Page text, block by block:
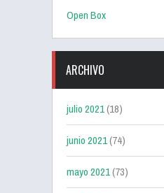
Open Box
ARCHIVO
julio 2021(18)
junio 2021(74)
mayo 2021(73)